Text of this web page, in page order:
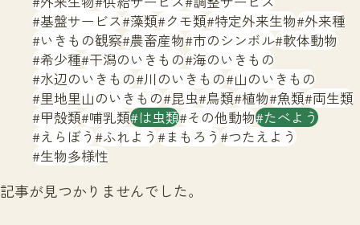
サイトマップ
基盤サービス 藻類 クモ類 特定外来生物 外来種
いきもの観察 農畜産物 市のシンボル 軟体動物
希少種 干潟のいきもの 海のいきもの
水辺のいきもの 川のいきもの 山のいきもの
里地里山のいきもの 昆虫 鳥類 植物 魚類 両生類
甲殻類 哺乳類 は虫類 その他動物 たべよう
えらぼう ふれよう まもろう つたえよう
生物多様性
記事が見つかりませんでした。